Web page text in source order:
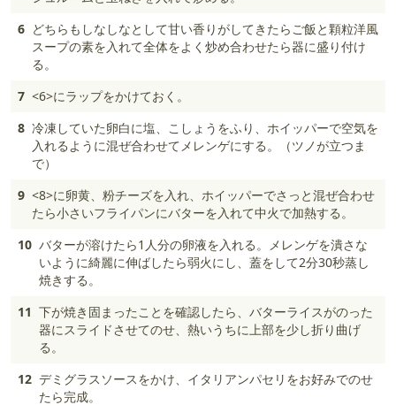
6 どちらもしなしなとして甘い香りがしてきたらご飯と顆粒洋風
スープの素を入れて全体をよく炒め合わせたら器に盛り付け
る。
7 <6>にラップをかけておく。
8 冷凍していた卵白に塩、こしょうをふり、ホイッパーで空気を
入れるように混ぜ合わせてメレンゲにする。（ツノが立つま
で）
9 <8>に卵黄、粉チーズを入れ、ホイッパーでさっと混ぜ合わせ
たら小さいフライパンにバターを入れて中火で加熱する。
10 バターが溶けたら1人分の卵液を入れる。メレンゲを潰さな
いように綺麗に伸ばしたら弱火にし、蓋をして2分30秒蒸し
焼きする。
11 下が焼き固まったことを確認したら、バターライスがのった
器にスライドさせてのせ、熱いうちに上部を少し折り曲げ
る。
12 デミグラスソースをかけ、イタリアンパセリをお好みでのせ
たら完成。